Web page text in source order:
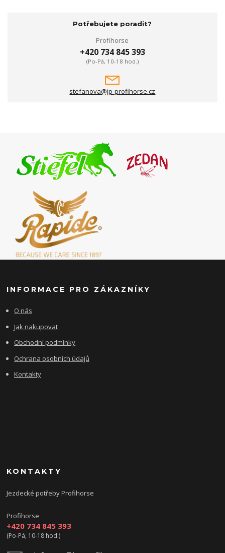
Potřebujete poradit?
Profihorse
+420 734 845 393
(Po-Pá, 10-18 hod.)
stefanova@jp-profihorse.cz
INFORMACE PRO ZÁKAZNÍKY
O nás
Jak nakupovat
Obchodní podmínky
Ochrana osobních údajů
Kontakty
KONTAKTY
Jezdecké potřeby Profihorse
Profihorse
+420 734 845 393
(Po-Pá, 10-18 hod.)